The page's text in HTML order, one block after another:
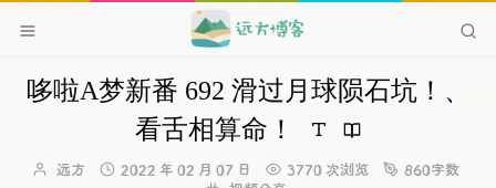
哆啦A梦新番 692 滑过月球陨石坑！、
看舌相算命！
博
远方
发
2022 年 02 月 07 日 3770 次浏览
860字数